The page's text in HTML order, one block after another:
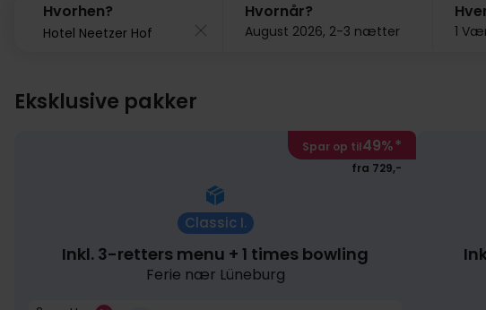
Hvorhen? Hvornår?
August 2026, 2-3 nætter 1
Eksklusive pakker
Spar op til49%*
fra 729,-
Classic I.
Inkl. 3-retters menu + 1 times bowling
Ferie nær Lüneburg